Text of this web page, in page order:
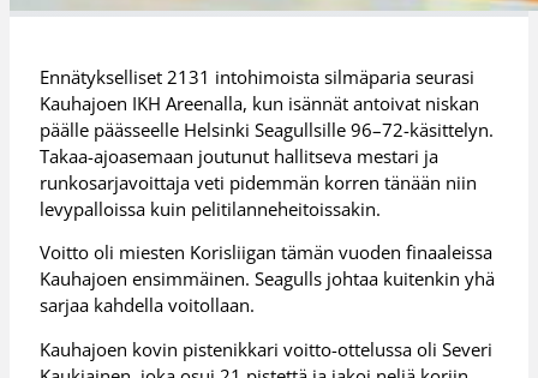
Ennätykselliset 2131 intohimoista silmäparia seurasi
Kauhajoen IKH Areenalla, kun isännät antoivat niskan
päälle päässeelle Helsinki Seagullsille 96–72-käsittelyn.
Takaa-ajoasemaan joutunut hallitseva mestari ja
runkosarjavoittaja veti pidemmän korren tänään niin
levypalloissa kuin pelitilanneheitoissakin.
Voitto oli miesten Korisliigan tämän vuoden finaaleissa
Kauhajoen ensimmäinen. Seagulls johtaa kuitenkin yhä
sarjaa kahdella voitollaan.
Kauhajoen kovin pistenikkari voitto-ottelussa oli Severi